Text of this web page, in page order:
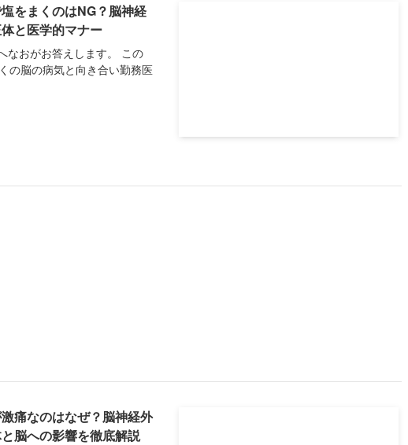
をまくのはNG？脳神経
と医学的マナー
なおがお答えします。 この
の脳の病気と向き合い勤務医
痛なのはなぜ？脳神経外
脳への影響を徹底解説